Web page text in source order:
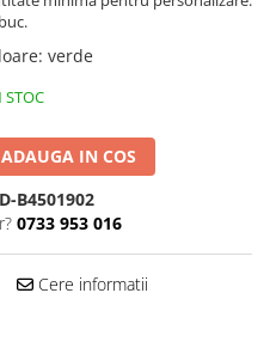
: verde
STOC
ADAUGA IN COS
B4501902
0733 953 016
Cere informatii